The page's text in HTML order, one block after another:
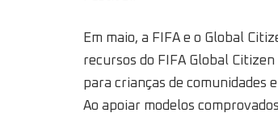
Em maio, a FIFA e o Global
recursos do FIFA Global
para crianças de comunidades
Ao apoiar modelos